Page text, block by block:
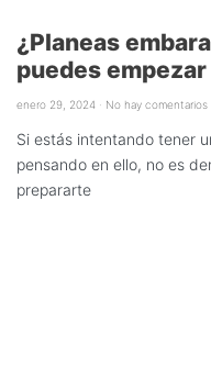
¿Planeas
puedes empezar
enero 29, 2024 No hay comentarios
Si estás intentando tener
pensando en ello, no es
prepararte